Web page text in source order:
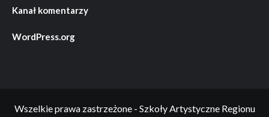
Kanał komentarzy
WordPress.org
Wszelkie prawa zastrzeżone - Szkoły Artystyczne Regionu